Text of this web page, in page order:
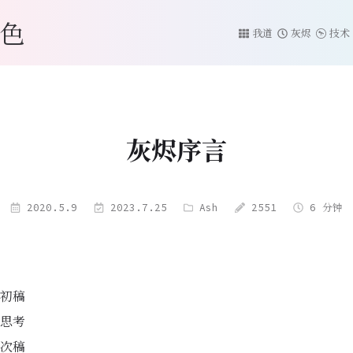
我道 灰烬 技术
灰烬序言
2020.5.9 2023.7.25 Ash 2551 6 分钟
初稿
思考
次稿